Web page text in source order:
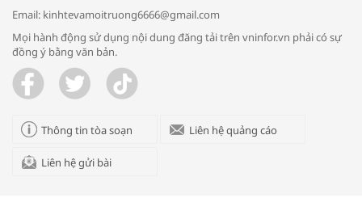
Trao yêu thương cho em
Email: kinhtevamoitruong6666@gmail.com
Mọi hành động sử dụng nội dung đăng tải trên vninfor.vn phải có sự
đồng ý bằng văn bản.
Thông tin tòa soạn Liên hệ quảng cáo
Liên hệ gửi bài